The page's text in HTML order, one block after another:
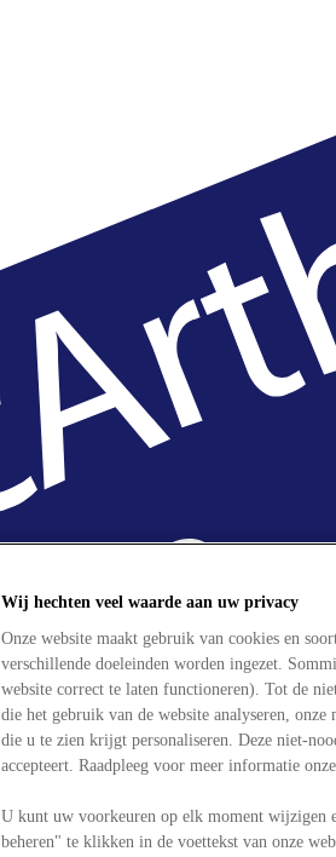
Wij hechten veel waarde aan uw privacy
Onze website maakt gebruik van cookies en
verschillende doeleinden worden ingezet.
website correct te laten functioneren). Tot de
die het gebruik van de website analyseren, onze
die u te zien krijgt personaliseren. Deze niet-
accepteert. Raadpleeg voor meer informatie onze
U kunt uw voorkeuren op elk moment wijzigen
beheren" te klikken in de voettekst van onze